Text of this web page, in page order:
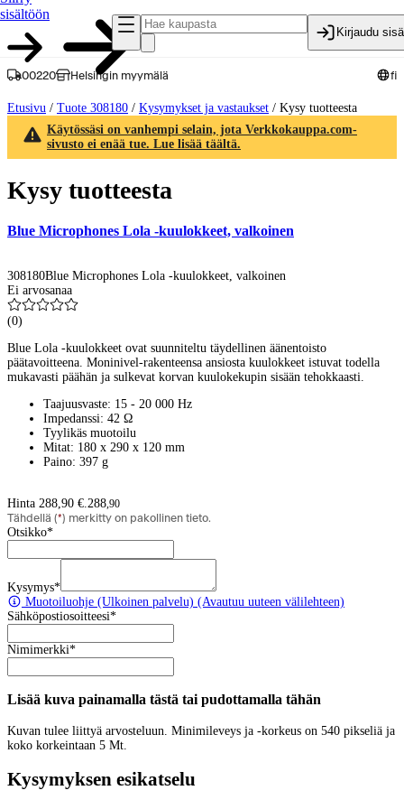
sisältöön
Kirjaudu
00220 Helsingin myymälä fi
Etusivu / Tuote 308180 / Kysymykset ja vastaukset / Kysy tuotteesta
Käytössäsi on vanhempi selain, jota Verkkokauppa.com-
sivusto ei enää tue. Lue lisää täältä.
Kysy tuotteesta
Blue Microphones Lola -kuulokkeet, valkoinen
308180Blue Microphones Lola -kuulokkeet, valkoinen
Ei arvosanaa
(0)
Blue Lola -kuulokkeet ovat suunniteltu täydellinen äänentoisto
päätavoitteena. Moninivel-rakenteensa ansiosta kuulokkeet istuvat todella
mukavasti päähän ja sulkevat korvan kuulokekupin sisään tehokkaasti.
Taajuusvaste: 15 - 20 000 Hz
Impedanssi: 42 Ω
Tyylikäs muotoilu
Mitat: 180 x 290 x 120 mm
Paino: 397 g
Hinta 288,90 €. 288,90
Tähdellä (*) merkitty on pakollinen tieto.
Otsikko*
Kysymys*
Muotoiluohje (Ulkoinen palvelu) (Avautuu uuteen välilehteen)
Sähköpostiosoitteesi*
Nimimerkki*
Lisää kuva painamalla tästä tai pudottamalla tähän
Kuvan tulee liittyä arvosteluun. Minimileveys ja -korkeus on 540 pikseliä ja
koko korkeintaan 5 Mt.
Kysymyksen esikatselu